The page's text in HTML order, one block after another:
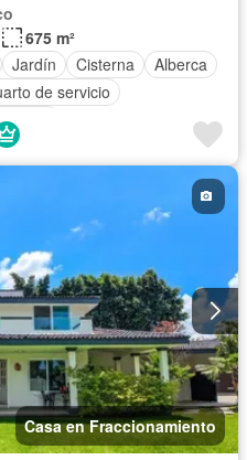
675 m²
Jardín Cisterna
Alberca
de servicio
Electricidad
vigilancia Sin amueblar
Casa en Fraccionamiento